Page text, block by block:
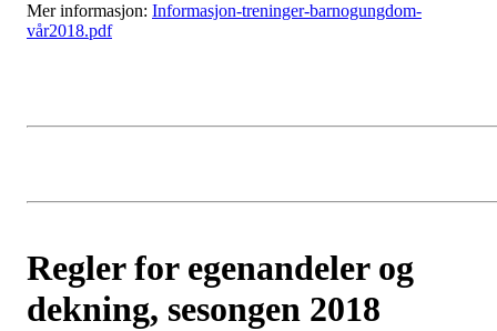
Mer informasjon: Informasjon-treninger-barnogungdom-
vår2018.pdf
Regler for egenandeler og
dekning, sesongen 2018